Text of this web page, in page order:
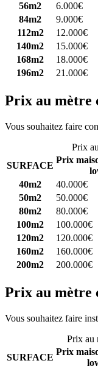
56m2
6.000€
84m2
9.000€
112m2
12.000€
140m2
15.000€
168m2
18.000€
196m2
21.000€
Prix au mètre
Vous souhaitez faire
Prix
SURFACE
Prix
40m2
40.000€
50m2
50.000€
80m2
80.000€
100m2
100.000€
120m2
120.000€
160m2
160.000€
200m2
200.000€
Prix au mètre
Vous souhaitez faire
Prix au
SURFACE
Prix